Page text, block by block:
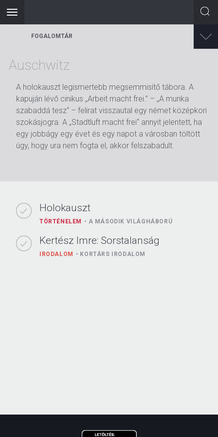
Toggle
navigation
FOGALOMTÁR
Auschwitz
A holokauszt legismertebb megsemmisítő tábora. A
kapuján lévő cinikus „Arbeit macht frei.” – „A munka
szabaddá tesz“ – felirat visszautal egy német középkori
szokásjogra. A „Stadtluft macht frei“ annyit jelentett, ha
egy jobbágy egy évet és egy napot a városban töltött
úgy, hogy ura nem fogta el, akkor felszabadult.
Holokauszt
TÖRTÉNELEM A MÁSODIK VILÁGHÁBORÚ
Kertész Imre: Sorstalanság
IRODALOM KORTÁRS IRODALOM